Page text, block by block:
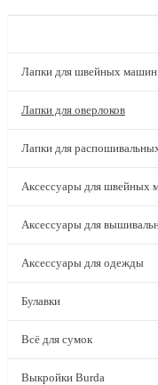
Лапки для швейных машин
Лапки для оверлоков
Лапки для
Аксессуары для швейных
Аксессуары для
Аксессуары для одежды
Булавки
Всё для сумок
Выкройки Burda